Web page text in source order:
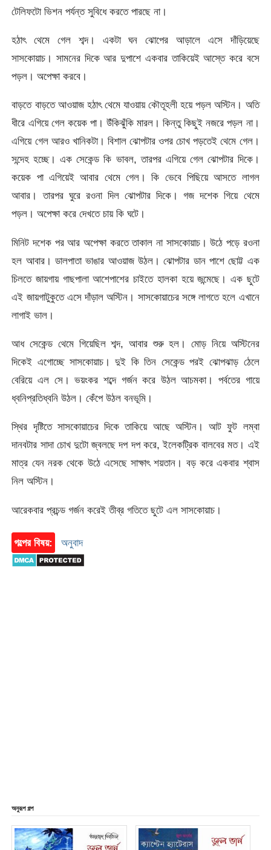
টেলিফটো ভিশন পর্যন্ত সুবিধে করতে পারছে না।
হঠাৎ থেমে গেল শব্দ। একটা ঘন ঝোপের আড়ালে এসে দাঁড়িয়েছে
সাসকোয়াচ। সামনের দিকে আর দুপাশে একবার তাকিয়েই আস্তে করে বসে
পড়ল। অপেক্ষা করবে।
বাড়তে বাড়তে আওয়াজ হঠাৎ থেমে যাওয়ায় কৌতূহলী হয়ে পড়ল অস্টিন। অতি
ধীরে এগিয়ে গেল কয়েক পা। উঁকিঝুঁকি মারল। কিন্তু কিছুই নজরে পড়ল না।
এগিয়ে গেল আরও খানিকটা। বিশাল ঝোপটার ওপর চোখ পড়তেই থেমে গেল।
সন্দেহ হচ্ছে। এক সেকেন্ড কি ভাবল, তারপর এগিয়ে গেল ঝোপটার দিকে।
কয়েক পা এগিয়েই আবার থেমে গেল। কি ভেবে পিছিয়ে আসতে লাগল
আবার। তারপর ঘুরে রওনা দিল ঝোপটার দিকে। গজ দশেক গিয়ে থেমে
পড়ল। অপেক্ষা করে দেখতে চায় কি ঘটে।
মিনিট দশেক পর আর অপেক্ষা করতে তাকাল না সাসকোয়াচ। উঠে পড়ে রওনা
হল আবার। ডালপাতা ভাঙার আওয়াজ উঠল। ঝোপটার ডান পাশে ছোট্ট এক
চিলতে জায়গায় গাছপালা আশেপাশের চাইতে হালকা হয়ে জন্মেছে। এক ছুটে
এই জায়গাটুকুতে এসে দাঁড়াল অস্টিন। সাসকোয়াচের সঙ্গে লাগতে হলে এখানে
লাগাই ভাল।
আধ সেকেন্ড থেমে গিয়েছিল শব্দ, আবার শুরু হল। মোড় নিয়ে অস্টিনের
দিকেই এগোচ্ছে সাসকোয়াচ। দুই কি তিন সেকেন্ড পরই ঝোপঝাড় ঠেলে
বেরিয়ে এল সে। ভয়ংকর শব্দে গর্জন করে উঠল আচমকা। পর্বতের গায়ে
ধ্বনিপ্রতিধ্বনি উঠল। কেঁপে উঠল বনভূমি।
স্থির দৃষ্টিতে সাসকোয়াচের দিকে তাকিয়ে আছে অস্টিন। আট ফুট লম্বা
দানবটার সাদা চোখ দুটো জ্বলছে দপ দপ করে, ইলেকট্রিক বালবের মত। এই
মাত্র যেন নরক থেকে উঠে এসেছে সাক্ষাৎ শয়তান। বড় করে একবার শ্বাস
নিল অস্টিন।
আরেকবার প্রচন্ড গর্জন করেই তীব্র গতিতে ছুটে এল সাসকোয়াচ।
গল্পের বিষয়: অনুবাদ
অনুরূপ গল্প